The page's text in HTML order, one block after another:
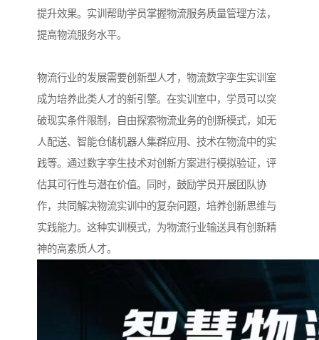
提升效果。实训帮助学员掌握物流服务质量管理方法，
提高物流服务水平。​
物流行业的发展需要创新型人才，物流数字孪生实训室
成为培养此类人才的新引擎。在实训室中，学员可以突
破现实条件限制，自由探索物流业务的创新模式，如无
人配送、智能仓储机器人集群应用、技术在物流中的实
践等。通过数字孪生技术对创新方案进行模拟验证，评
估其可行性与潜在价值。同时，鼓励学员开展团队协
作，共同解决物流实训中的复杂问题，培养创新思维与
实践能力。这种实训模式，为物流行业输送具有创新精
神的高素质人才。